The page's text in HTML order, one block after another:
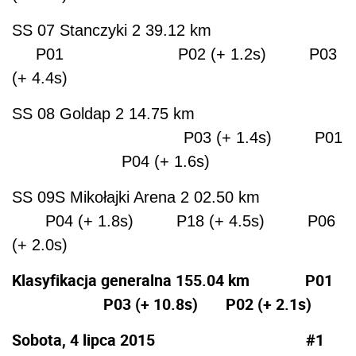
SS 07 Stanczyki 2 39.12 km
P01 P02 (+ 1.2s) P03
(+ 4.4s)
SS 08 Goldap 2 14.75 km
P03 (+ 1.4s) P01
P04 (+ 1.6s)
SS 09S Mikołajki Arena 2 02.50 km
P04 (+ 1.8s) P18 (+ 4.5s) P06
(+ 2.0s)
Klasyfikacja generalna 155.04 km P01
P03 (+ 10.8s) P02 (+ 2.1s)
Sobota, 4 lipca 2015 #1